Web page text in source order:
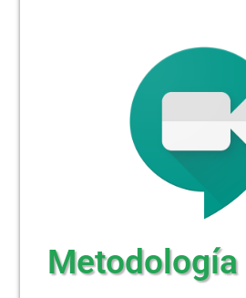
Metodología